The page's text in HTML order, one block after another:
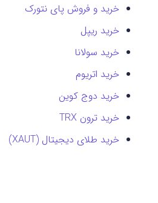
خرید و فروش پای نتورک
خرید ریپل
خرید سولانا
خرید اتریوم
خرید دوج کوین
خرید ترون TRX
خرید طلای دیجیتال (XAUT)